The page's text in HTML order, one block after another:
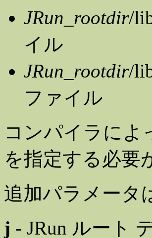
JRun_rootdir/
イル
JRun_rootdir/
ファイル
コンパイラによ
を指定する必要
追加パラメータ
j - JRun ルート